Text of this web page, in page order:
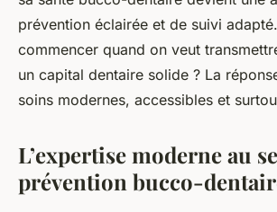
Orion•02/06/2026 18:57•11 min de lecture
prévention éclairée et de suivi
commencer quand on veut
un capital dentaire solide ? La
soins modernes, accessibles et
L’expertise moderne au
prévention bucco-